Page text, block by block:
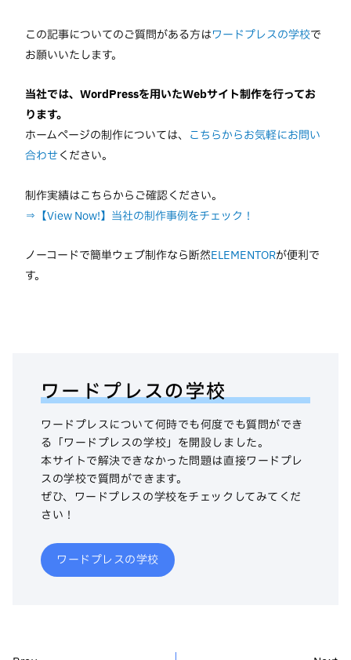
この記事についてのご質問がある方はワードプレスの学校で
お願いいたします。
当社では、WordPressを用いたWebサイト制作を行ってお
ります。
ホームページの制作については、 こちらからお気軽にお問い
合わせください。
制作実績はこちらからご確認ください。
⇒【View Now!】当社の制作事例をチェック！
ノーコードで簡単ウェブ制作なら断然ELEMENTORが便利で
す。
ワードプレスの学校
ワードプレスについて何時でも何度でも質問ができ
る「ワードプレスの学校」を開設しました。
本サイトで解決できなかった問題は直接ワードプレ
スの学校で質問ができます。
ぜひ、ワードプレスの学校をチェックしてみてくだ
さい！
ワードプレスの学校